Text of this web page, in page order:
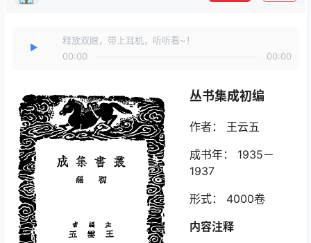
释放双眼，带上耳机，听听看~！
00:00
00:00
丛书集成初编
作者： 王云五
成书年： 1935－
1937
形式： 4000卷
内容注释